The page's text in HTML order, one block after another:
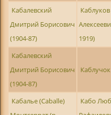
Кабалевский
Дмитрий Борисович
(1904-87)
1919)
Кабалевский
Дмитрий Борисович
(1904-87)
Каблучок
Кабалье (Caballe)
Кабо